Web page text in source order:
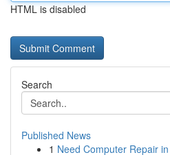
HTML is disabled
Search
Published News
1 Need Computer Repair